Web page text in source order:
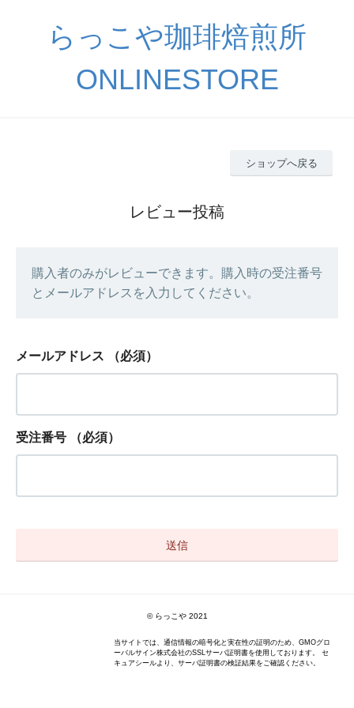
らっこや珈琲焙煎所
ONLINESTORE
ショップへ戻る
レビュー投稿
購入者のみがレビューできます。購入時の受注番号
とメールアドレスを入力してください。
メールアドレス （必須）
受注番号 （必須）
© らっこや 2021
当サイトでは、通信情報の暗号化と実在性の証明のため、GMOグロ
ーバルサイン株式会社のSSLサーバ証明書を使用しております。 セ
キュアシールより、サーバ証明書の検証結果をご確認ください。